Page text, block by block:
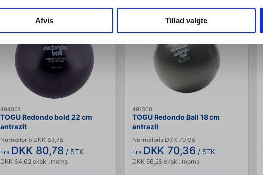
Afvis Tillad valgte
494001
TOGU Redondo bold 22 cm
antrazit
Normalpris DKK 89,75
Fra DKK 80,78 / STK
DKK 64,62 ekskl. moms
Spar op til 12%
491300
TOGU Redondo Ball 18 cm
antrazit
Normalpris DKK 79,95
Fra DKK 70,36 / STK
DKK 56,28 ekskl. moms